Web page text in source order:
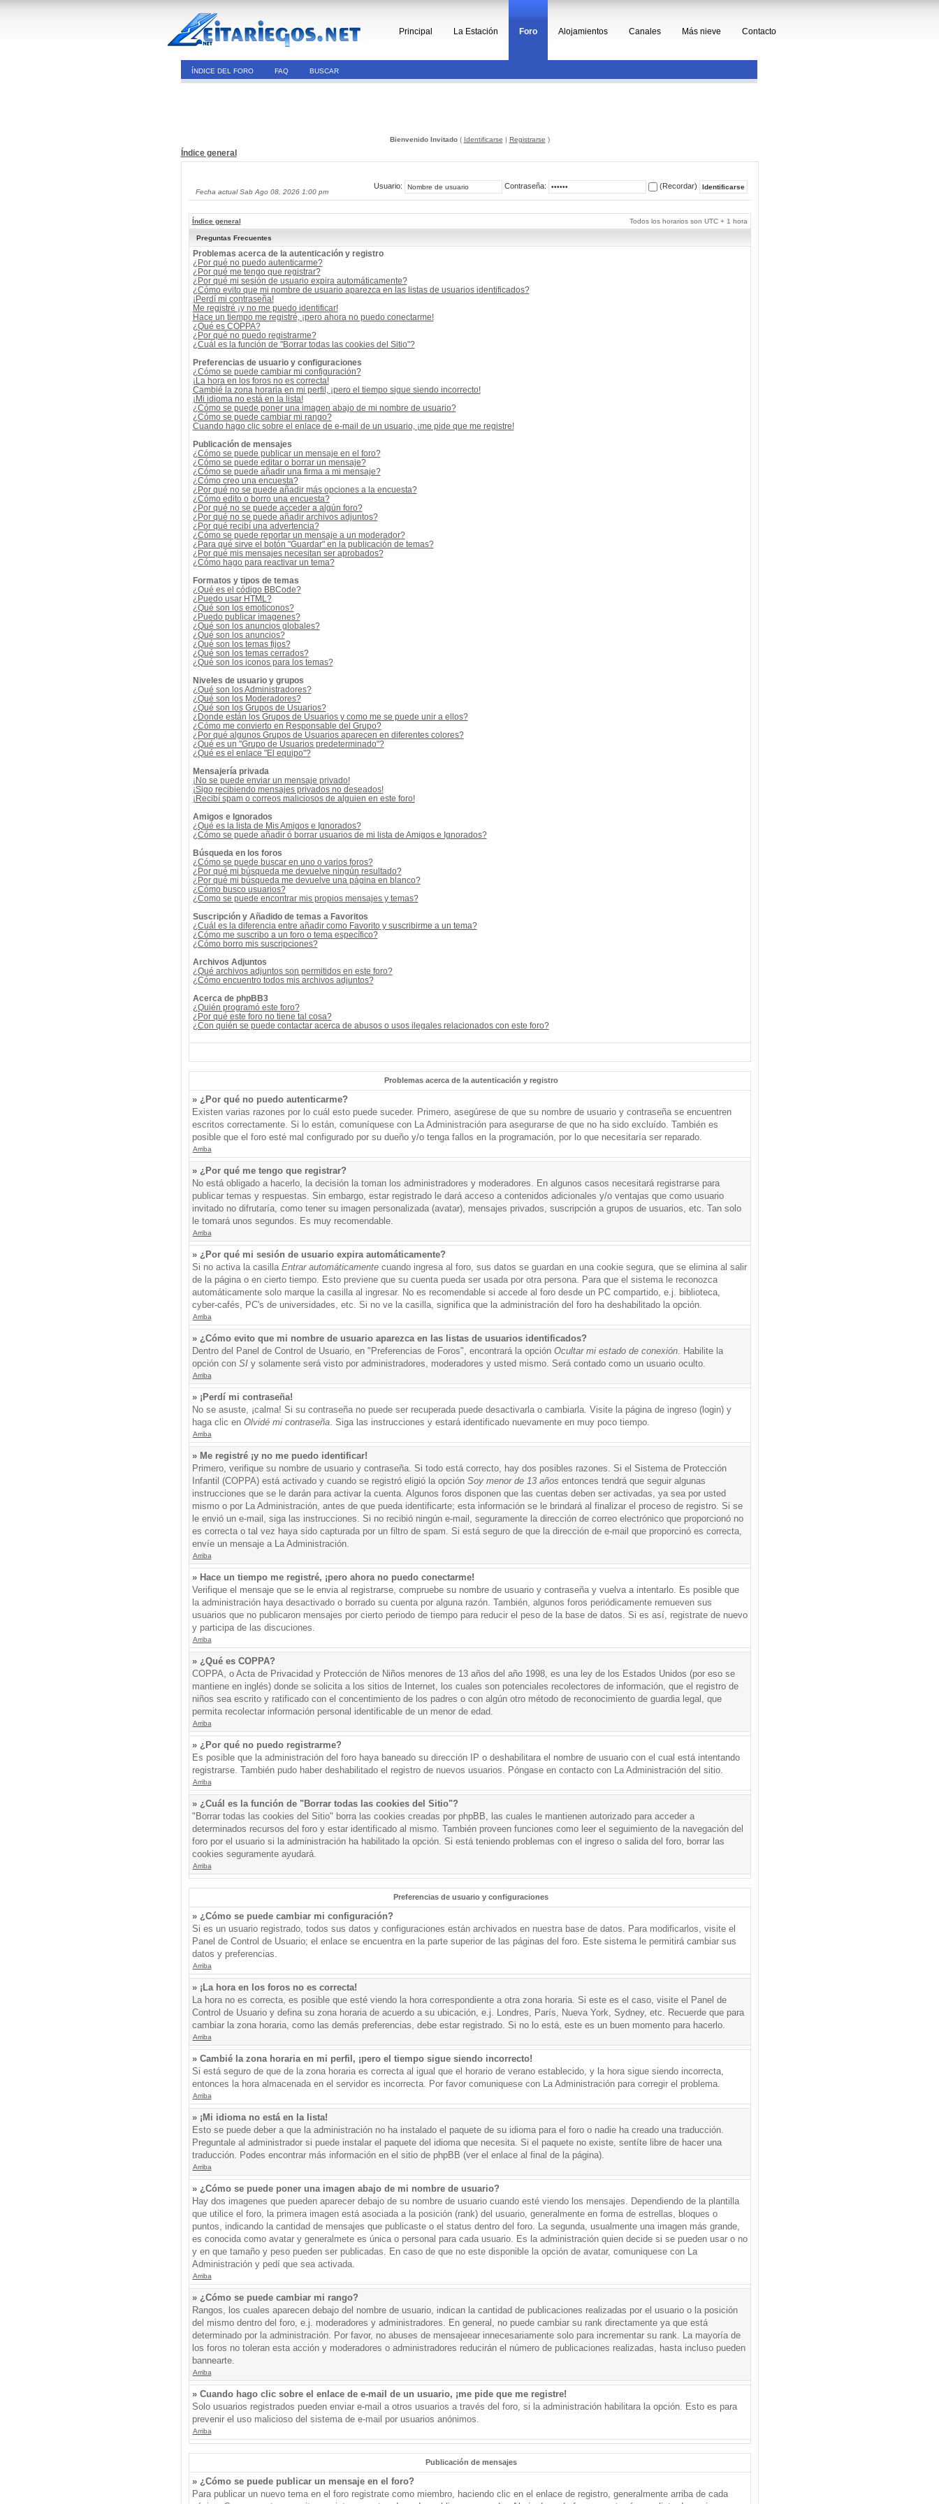
Principal La Estación Foro Alojamientos Canales Más nieve Contacto
ÍNDICE DEL FORO FAQ BUSCAR
Bienvenido Invitado( Identificarse | Registrarse )
Índice general
Fecha actual Sab Ago 08, 2026 1:00 pm
Usuario: Contraseña: (Recordar)
Índice general Todos los horarios son UTC + 1 hora
Preguntas Frecuentes
Problemas acerca de la autenticación y registro
¿Por qué no puedo autenticarme?
¿Por qué me tengo que registrar?
¿Por qué mi sesión de usuario expira automáticamente?
¿Cómo evito que mi nombre de usuario aparezca en las listas de usuarios identificados?
¡Perdí mi contraseña!
Me registré ¡y no me puedo identificar!
Hace un tiempo me registré, ¡pero ahora no puedo conectarme!
¿Qué es COPPA?
¿Por qué no puedo registrarme?
¿Cuál es la función de "Borrar todas las cookies del Sitio"?
Preferencias de usuario y configuraciones
¿Cómo se puede cambiar mi configuración?
¡La hora en los foros no es correcta!
Cambié la zona horaria en mi perfil, ¡pero el tiempo sigue siendo incorrecto!
¡Mi idioma no está en la lista!
¿Cómo se puede poner una imagen abajo de mi nombre de usuario?
¿Cómo se puede cambiar mi rango?
Cuando hago clic sobre el enlace de e-mail de un usuario, ¡me pide que me registre!
Publicación de mensajes
¿Cómo se puede publicar un mensaje en el foro?
¿Cómo se puede editar o borrar un mensaje?
¿Cómo se puede añadir una firma a mi mensaje?
¿Cómo creo una encuesta?
¿Por qué no se puede añadir más opciones a la encuesta?
¿Cómo edito o borro una encuesta?
¿Por qué no se puede acceder a algún foro?
¿Por qué no se puede añadir archivos adjuntos?
¿Por qué recibí una advertencia?
¿Cómo se puede reportar un mensaje a un moderador?
¿Para qué sirve el botón "Guardar" en la publicación de temas?
¿Por qué mis mensajes necesitan ser aprobados?
¿Cómo hago para reactivar un tema?
Formatos y tipos de temas
¿Qué es el código BBCode?
¿Puedo usar HTML?
¿Qué son los emoticonos?
¿Puedo publicar imagenes?
¿Qué son los anuncios globales?
¿Qué son los anuncios?
¿Qué son los temas fijos?
¿Qué son los temas cerrados?
¿Qué son los iconos para los temas?
Niveles de usuario y grupos
¿Qué son los Administradores?
¿Qué son los Moderadores?
¿Qué son los Grupos de Usuarios?
¿Donde están los Grupos de Usuarios y como me se puede unir a ellos?
¿Cómo me convierto en Responsable del Grupo?
¿Por qué algunos Grupos de Usuarios aparecen en diferentes colores?
¿Qué es un "Grupo de Usuarios predeterminado"?
¿Qué es el enlace "El equipo"?
Mensajería privada
¡No se puede enviar un mensaje privado!
¡Sigo recibiendo mensajes privados no deseados!
¡Recibí spam o correos maliciosos de alguien en este foro!
Amigos e Ignorados
¿Qué es la lista de Mis Amigos e Ignorados?
¿Cómo se puede añadir ó borrar usuarios de mi lista de Amigos e Ignorados?
Búsqueda en los foros
¿Cómo se puede buscar en uno o varios foros?
¿Por qué mi búsqueda me devuelve ningún resultado?
¿Por qué mi búsqueda me devuelve una página en blanco?
¿Cómo busco usuarios?
¿Como se puede encontrar mis propios mensajes y temas?
Suscripción y Añadido de temas a Favoritos
¿Cuál es la diferencia entre añadir como Favorito y suscribirme a un tema?
¿Cómo me suscribo a un foro o tema específico?
¿Cómo borro mis suscripciones?
Archivos Adjuntos
¿Qué archivos adjuntos son permitidos en este foro?
¿Cómo encuentro todos mis archivos adjuntos?
Acerca de phpBB3
¿Quién programó este foro?
¿Por qué este foro no tiene tal cosa?
¿Con quién se puede contactar acerca de abusos o usos ilegales relacionados con este foro?
Problemas acerca de la autenticación y registro
» ¿Por qué no puedo autenticarme?
Existen varias razones por lo cuál esto puede suceder. Primero, asegúrese de que su nombre de usuario y contraseña se encuentren
escritos correctamente. Si lo están, comuníquese con La Administración para asegurarse de que no ha sido excluído. También es
posible que el foro esté mal configurado por su dueño y/o tenga fallos en la programación, por lo que necesitaría ser reparado.
Arriba
» ¿Por qué me tengo que registrar?
No está obligado a hacerlo, la decisión la toman los administradores y moderadores. En algunos casos necesitará registrarse para
publicar temas y respuestas. Sin embargo, estar registrado le dará acceso a contenidos adicionales y/o ventajas que como usuario
invitado no difrutaría, como tener su imagen personalizada (avatar), mensajes privados, suscripción a grupos de usuarios, etc. Tan solo
le tomará unos segundos. Es muy recomendable.
Arriba
» ¿Por qué mi sesión de usuario expira automáticamente?
Si no activa la casilla Entrar automáticamentecuando ingresa al foro, sus datos se guardan en una cookie segura, que se elimina al salir
de la página o en cierto tiempo. Esto previene que su cuenta pueda ser usada por otra persona. Para que el sistema le reconozca
automáticamente solo marque la casilla al ingresar. No es recomendable si accede al foro desde un PC compartido, e.j. biblioteca,
cyber-cafés, PC's de universidades, etc. Si no ve la casilla, significa que la administración del foro ha deshabilitado la opción.
Arriba
» ¿Cómo evito que mi nombre de usuario aparezca en las listas de usuarios identificados?
Dentro del Panel de Control de Usuario, en "Preferencias de Foros", encontrará la opción Ocultar mi estado de conexión. Habilite la
opción con SIy solamente será visto por administradores, moderadores y usted mismo. Será contado como un usuario oculto.
Arriba
» ¡Perdí mi contraseña!
No se asuste, ¡calma! Si su contraseña no puede ser recuperada puede desactivarla o cambiarla. Visite la página de ingreso (login) y
haga clic en Olvidé mi contraseña. Siga las instrucciones y estará identificado nuevamente en muy poco tiempo.
Arriba
» Me registré ¡y no me puedo identificar!
Primero, verifique su nombre de usuario y contraseña. Si todo está correcto, hay dos posibles razones. Si el Sistema de Protección
Infantil (COPPA) está activado y cuando se registró eligió la opción Soy menor de 13 años entonces tendrá que seguir algunas
instrucciones que se le darán para activar la cuenta. Algunos foros disponen que las cuentas deben ser activadas, ya sea por usted
mismo o por La Administración, antes de que pueda identificarte; esta información se le brindará al finalizar el proceso de registro. Si se
le envió un e-mail, siga las instrucciones. Si no recibió ningún e-mail, seguramente la dirección de correo electrónico que proporcionó no
es correcta o tal vez haya sido capturada por un filtro de spam. Si está seguro de que la dirección de e-mail que proporcinó es correcta,
envíe un mensaje a La Administración.
Arriba
» Hace un tiempo me registré, ¡pero ahora no puedo conectarme!
Verifique el mensaje que se le envia al registrarse, compruebe su nombre de usuario y contraseña y vuelva a intentarlo. Es posible que
la administración haya desactivado o borrado su cuenta por alguna razón. También, algunos foros periódicamente remueven sus
usuarios que no publicaron mensajes por cierto periodo de tiempo para reducir el peso de la base de datos. Si es así, registrate de nuevo
y participa de las discuciones.
Arriba
» ¿Qué es COPPA?
COPPA, o Acta de Privacidad y Protección de Niños menores de 13 años del año 1998, es una ley de los Estados Unidos (por eso se
mantiene en inglés) donde se solicita a los sitios de Internet, los cuales son potenciales recolectores de información, que el registro de
niños sea escrito y ratificado con el concentimiento de los padres o con algún otro método de reconocimiento de guardia legal, que
permita recolectar información personal identificable de un menor de edad.
Arriba
» ¿Por qué no puedo registrarme?
Es posible que la administración del foro haya baneado su dirección IP o deshabilitara el nombre de usuario con el cual está intentando
registrarse. También pudo haber deshabilitado el registro de nuevos usuarios. Póngase en contacto con La Administración del sitio.
Arriba
» ¿Cuál es la función de "Borrar todas las cookies del Sitio"?
"Borrar todas las cookies del Sitio" borra las cookies creadas por phpBB, las cuales le mantienen autorizado para acceder a
determinados recursos del foro y estar identificado al mismo. También proveen funciones como leer el seguimiento de la navegación del
foro por el usuario si la administración ha habilitado la opción. Si está teniendo problemas con el ingreso o salida del foro, borrar las
cookies seguramente ayudará.
Arriba
Preferencias de usuario y configuraciones
» ¿Cómo se puede cambiar mi configuración?
Si es un usuario registrado, todos sus datos y configuraciones están archivados en nuestra base de datos. Para modificarlos, visite el
Panel de Control de Usuario; el enlace se encuentra en la parte superior de las páginas del foro. Este sistema le permitirá cambiar sus
datos y preferencias.
Arriba
» ¡La hora en los foros no es correcta!
La hora no es correcta, es posible que esté viendo la hora correspondiente a otra zona horaria. Si este es el caso, visite el Panel de
Control de Usuario y defina su zona horaria de acuerdo a su ubicación, e.j. Londres, París, Nueva York, Sydney, etc. Recuerde que para
cambiar la zona horaria, como las demás preferencias, debe estar registrado. Si no lo está, este es un buen momento para hacerlo.
Arriba
» Cambié la zona horaria en mi perfil, ¡pero el tiempo sigue siendo incorrecto!
Si está seguro de que de la zona horaria es correcta al igual que el horario de verano establecido, y la hora sigue siendo incorrecta,
entonces la hora almacenada en el servidor es incorrecta. Por favor comuniquese con La Administración para corregir el problema.
Arriba
» ¡Mi idioma no está en la lista!
Esto se puede deber a que la administración no ha instalado el paquete de su idioma para el foro o nadie ha creado una traducción.
Preguntale al administrador si puede instalar el paquete del idioma que necesita. Si el paquete no existe, sentíte libre de hacer una
traducción. Podes encontrar más información en el sitio de phpBB (ver el enlace al final de la página).
Arriba
» ¿Cómo se puede poner una imagen abajo de mi nombre de usuario?
Hay dos imagenes que pueden aparecer debajo de su nombre de usuario cuando esté viendo los mensajes. Dependiendo de la plantilla
que utilice el foro, la primera imagen está asociada a la posición (rank) del usuario, generalmente en forma de estrellas, bloques o
puntos, indicando la cantidad de mensajes que publicaste o el status dentro del foro. La segunda, usualmente una imagen más grande,
es conocida como avatar y generalmete es única o personal para cada usuario. Es la administración quien decide si se pueden usar o no
y en que tamaño y peso pueden ser publicadas. En caso de que no este disponible la opción de avatar, comuniquese con La
Administración y pedí que sea activada.
Arriba
» ¿Cómo se puede cambiar mi rango?
Rangos, los cuales aparecen debajo del nombre de usuario, indican la cantidad de publicaciones realizadas por el usuario o la posición
del mismo dentro del foro, e.j. moderadores y administradores. En general, no puede cambiar su rank directamente ya que está
determinado por la administración. Por favor, no abuses de mensajeear innecesariamente solo para incrementar su rank. La mayoría de
los foros no toleran esta acción y moderadores o administradores reducirán el número de publicaciones realizadas, hasta incluso pueden
bannearte.
Arriba
» Cuando hago clic sobre el enlace de e-mail de un usuario, ¡me pide que me registre!
Solo usuarios registrados pueden enviar e-mail a otros usuarios a través del foro, si la administración habilitara la opción. Esto es para
prevenir el uso malicioso del sistema de e-mail por usuarios anónimos.
Arriba
Publicación de mensajes
» ¿Cómo se puede publicar un mensaje en el foro?
Para publicar un nuevo tema en el foro registrate como miembro, haciendo clic en el enlace de registro, generalmente arriba de cada